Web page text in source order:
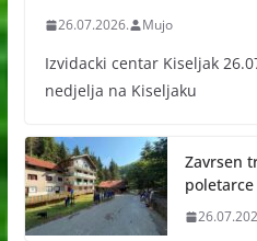
26.07.2026. Mujo
Izvidacki centar Kiseljak
nedjelja na Kiseljaku
Zavrsen
poletarce